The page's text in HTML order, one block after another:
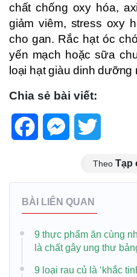
chất chống oxy hóa,
giảm viêm, stress oxy
cho gan. Rắc hạt óc
yến mạch hoặc sữa
loại hạt giàu dinh
Chia sẻ bài viết:
FacebookMessenger
Theo Tạp
BÀI LIÊN QUAN
9 thực phẩm ăn cùng
là chất gây ung thư
9 loại rau củ là ‘khắc